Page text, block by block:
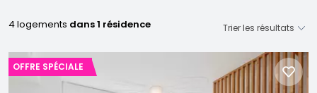
4 logements dans 1 résidence
OFFRE SPÉCIALE